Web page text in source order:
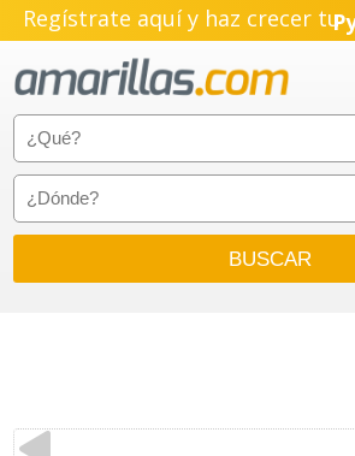
Regístrate aquí y haz crecer tu